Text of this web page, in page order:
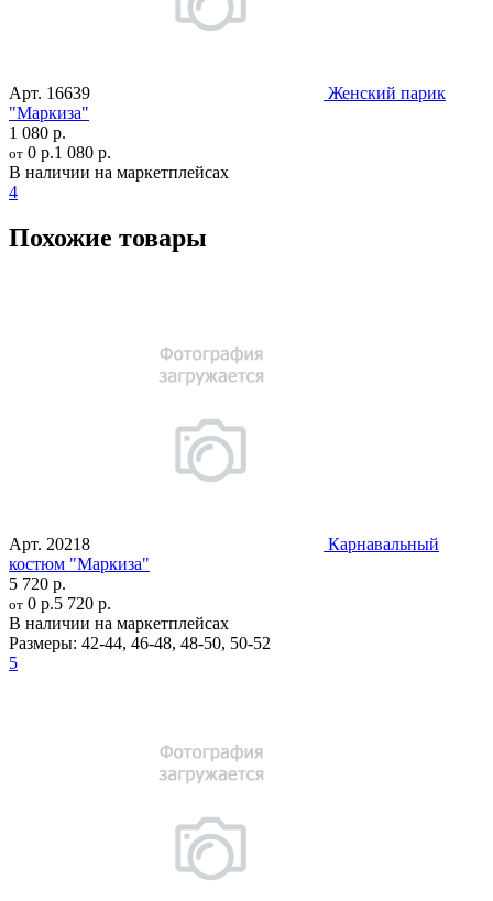
Арт. 16639
Женский парик
"Маркиза"
1 080 р.
от 0 р.1 080 р.
В наличии на маркетплейсах
4
Похожие товары
Арт. 20218
Карнавальный
костюм "Маркиза"
5 720 р.
от 0 р.5 720 р.
В наличии на маркетплейсах
Размеры: 42-44, 46-48, 48-50, 50-52
5